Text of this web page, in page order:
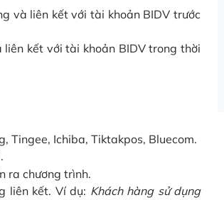
và liên kết với tài khoản BIDV trước
kết với tài khoản BIDV trong thời
Tingee, Ichiba, Tiktakpos, Bluecom.
ra chương trình.
liên kết. Ví dụ: Khách hàng sử dụng